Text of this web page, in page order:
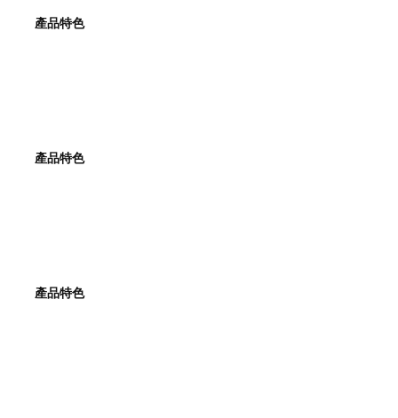
產品特色
產品特色
產品特色